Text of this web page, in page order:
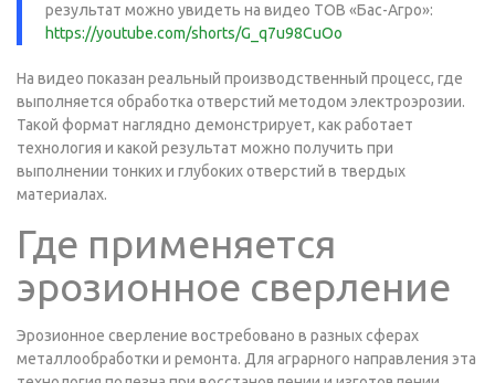
результат можно увидеть на видео ТОВ «Бас-Агро»:
https://youtube.com/shorts/G_q7u98CuOo
На видео показан реальный производственный процесс, где
выполняется обработка отверстий методом электроэрозии.
Такой формат наглядно демонстрирует, как работает
технология и какой результат можно получить при
выполнении тонких и глубоких отверстий в твердых
материалах.
Где применяется
эрозионное сверление
Эрозионное сверление востребовано в разных сферах
металлообработки и ремонта. Для аграрного направления эта